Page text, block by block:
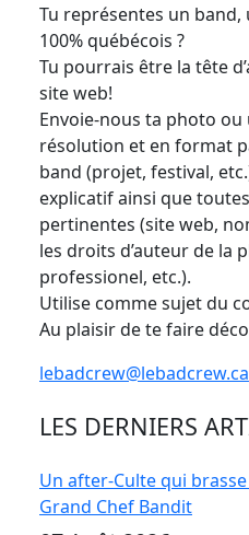
Tu représentes un
100% québécois ?
Tu pourrais être la tête
site web!
Envoie-nous ta photo
résolution et en format
band (projet, festival,
explicatif ainsi que
pertinentes (site web,
les droits d’auteur de la
professionel, etc.).
Utilise comme sujet du
Au plaisir de te faire
lebadcrew@lebadcrew.ca
LES DERNIERS
Un after-Culte qui
Grand Chef Bandit